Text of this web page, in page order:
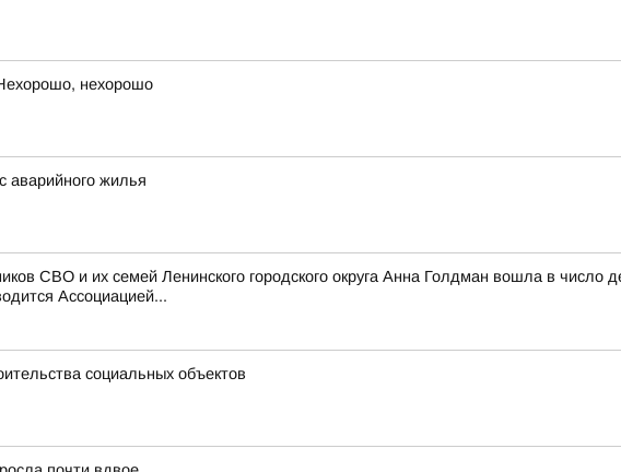
нехорошо
аварийного жилья
СВО и их семей Ленинского городского округа Анна Голдман вошла в число
Ассоциацией...
социальных объектов